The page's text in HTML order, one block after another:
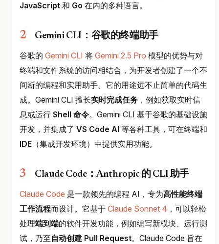
JavaScript 和 Go 在内的多种语言。
Gemini CLI：谷歌的终端助手
谷歌的 Gemini CLI 将 Gemini 2.5 Pro 模型的优势与对
终端和文件系统的访问相结合，为开发者创建了一个不
间断的编程和实用助手。它的用途远不止简单的代码生
成。Gemini CLI 擅长实时完成任务 ，例如获取实时信
息或运行 Shell 命令。Gemini CLI 基于谷歌的基础设施
开发，并集成了 VS Code AI 等各种工具，可在终端和
IDE （集成开发环境）中提供实用功能。
Claude Code：Anthropic 的 CLI 助手
Claude Code 是一款领先的编程 AI，专为高性能终端
工作流程而设计。它基于 Claude Sonnet 4 ，可以轻松
处理端到端的软件开发功能，例如编写新模块、运行测
试，乃至自动创建 Pull Request。Claude Code 旨在